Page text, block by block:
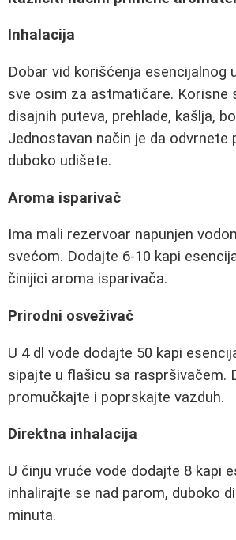
Inhalacija
Dobar vid korišćenja esencijalnog
sve osim za astmatičare. Korisne
disajnih puteva, prehlade, kašlja,
Jednostavan način je da odvrnete
duboko udišete.
Aroma isparivač
Ima mali rezervoar napunjen
svećom. Dodajte 6-10 kapi
činijici aroma isparivača.
Prirodni osveživač
U 4 dl vode dodajte 50 kapi
sipajte u flašicu sa raspršivačem.
promučkajte i poprskajte vazduh.
Direktna inhalacija
U činju vruće vode dodajte 8 kapi
inhalirajte se nad parom, duboko
minuta.